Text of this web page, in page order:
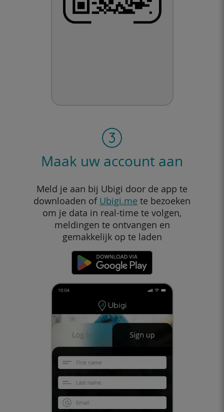
Maak uw account aan
Meld je aan bij Ubigi door de app te
downloaden of Ubigi.me te bezoeken
om je data in real-time te volgen,
meldingen te ontvangen en
gemakkelijk op te laden